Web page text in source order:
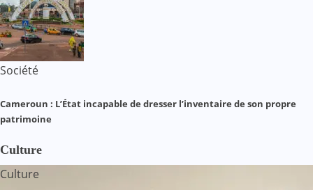
Société
Cameroun : L’État incapable de dresser l’inventaire de son propre
patrimoine
Culture
Culture